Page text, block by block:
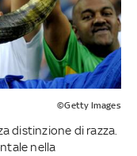
©Getty Images
distinzione di razza.
nella